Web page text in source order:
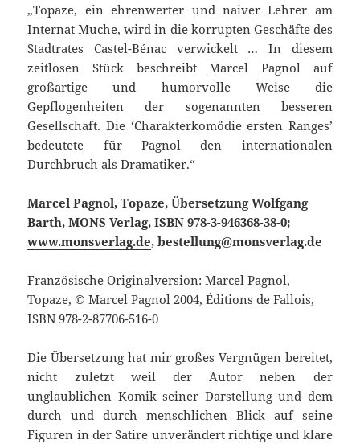
„Topaze, ein ehrenwerter und naiver Lehrer am
Internat Muche, wird in die korrupten Geschäfte des
Stadtrates Castel-Bénac verwickelt … In diesem
zeitlosen Stück beschreibt Marcel Pagnol auf
großartige und humorvolle Weise die
Gepflogenheiten der sogenannten besseren
Gesellschaft. Die ‘Charakterkomödie ersten Ranges’
bedeutete für Pagnol den internationalen
Durchbruch als Dramatiker.“
Marcel Pagnol, Topaze, Übersetzung Wolfgang
Barth, MONS Verlag, ISBN 978-3-946368-38-0;
www.monsverlag.de, bestellung@monsverlag.de
Französische Originalversion: Marcel Pagnol,
Topaze, © Marcel Pagnol 2004, Éditions de Fallois,
ISBN 978-2-87706-516-0
Die Übersetzung hat mir großes Vergnügen bereitet,
nicht zuletzt weil der Autor neben der
unglaublichen Komik seiner Darstellung und dem
durch und durch menschlichen Blick auf seine
Figuren in der Satire unverändert richtige und klare